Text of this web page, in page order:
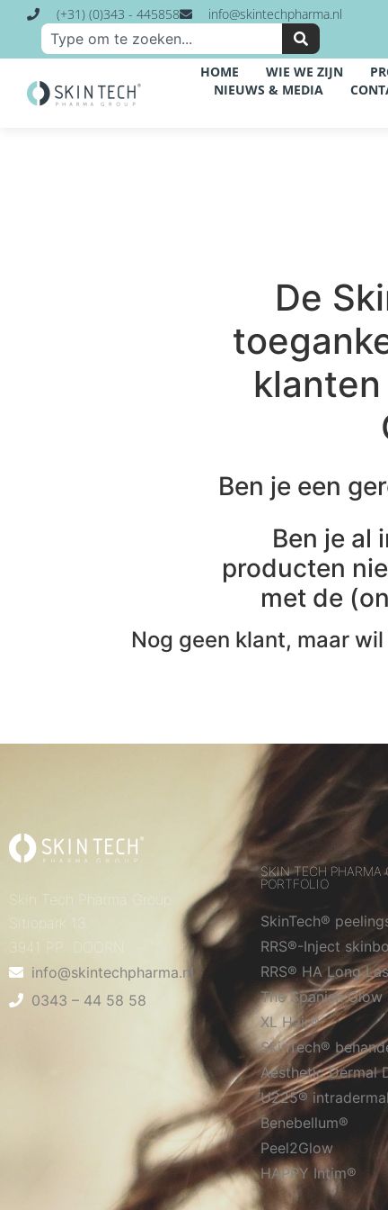
(+31) (0)343 - 445858
info@skintechpharma.nl
HOME WIE WE ZIJN
NIEUWS & MEDIA
De
klanten
Ben je een
Ben je al
producten
met de
Nog geen klant, maar
Skin Tech Pharma Group
Sitiopark 13
3941 PP DOORN
info@skintechpharma.nl
0343 – 44 58 58
SKIN TECH PHARMA
PORTFOLIO
SkinTech®
RRS®-Inject
RRS® HA Long
The Spanish Glow
XL Hair®
SkinTech®
Aesthetic Dermal
U225®
Benebellum®
Peel2Glow
HAPPY Intim®